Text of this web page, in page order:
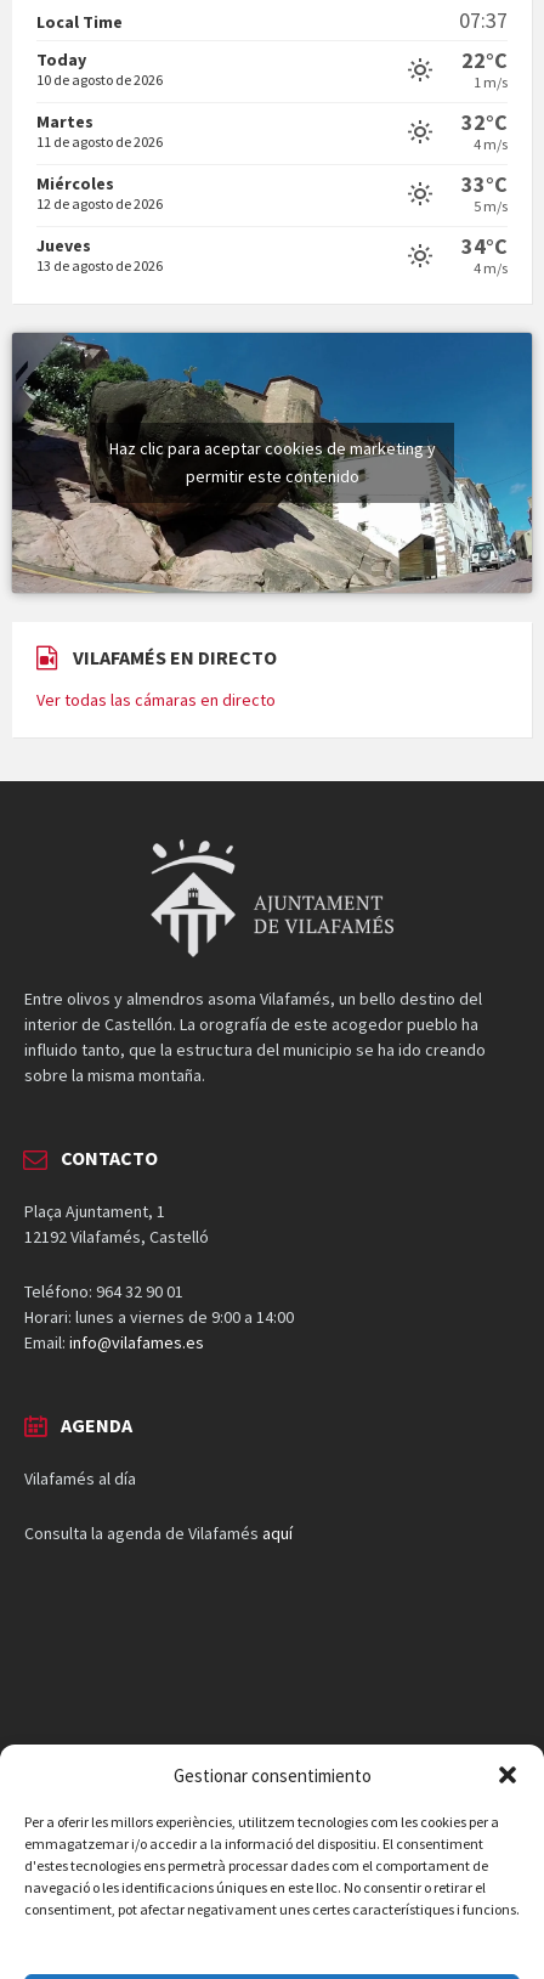
Gestionar consentimiento
Per a oferir les millors experiències, utilitzem tecnologies com les cookies per a
emmagatzemar i/o accedir a la informació del dispositiu. El consentiment
d'estes tecnologies ens permetrà processar dades com el comportament de
navegació o les identificacions úniques en este lloc. No consentir o retirar el
consentiment, pot afectar negativament unes certes característiques i funcions.
Vermuts a la Font. Hit parit
Local Time 07:37
Today
10 de agosto de 2026
22°C
1 m/s
Martes
11 de agosto de 2026
32°C
4 m/s
Miércoles
12 de agosto de 2026
33°C
5 m/s
Jueves
13 de agosto de 2026
34°C
4 m/s
Haz clic para aceptar cookies de marketing y
permitir este contenido
VILAFAMÉS EN DIRECTO
Ver todas las cámaras en directo
Entre olivos y almendros asoma Vilafamés, un bello destino del
interior de Castellón. La orografía de este acogedor pueblo ha
influido tanto, que la estructura del municipio se ha ido creando
sobre la misma montaña.
CONTACTO
Plaça Ajuntament, 1
12192 Vilafamés, Castelló
Teléfono: 964 32 90 01
Horari: lunes a viernes de 9:00 a 14:00
Email: info@vilafames.es
AGENDA
Vilafamés al día
Consulta la agenda de Vilafamés aquí